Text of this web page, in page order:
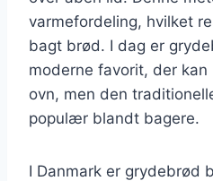
varmefordeling, hvilket
bagt brød. I dag er
moderne favorit, der kan
ovn, men den
populær blandt bagere.
I Danmark er grydebrød